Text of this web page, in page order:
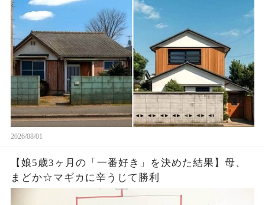
2026/08/01
【娘5歳3ヶ月の「一番好き」を決めた結果】母、
まどか☆マギカに辛うじて勝利